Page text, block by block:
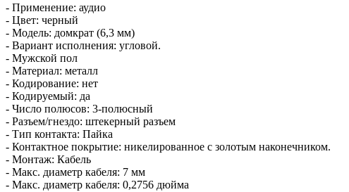
- Применение: аудио
- Цвет: черный
- Модель: домкрат (6,3 мм)
- Вариант исполнения: угловой.
- Мужской пол
- Материал: металл
- Кодирование: нет
- Кодируемый: да
- Число полюсов: 3-полюсный
- Разъем/гнездо: штекерный разъем
- Тип контакта: Пайка
- Контактное покрытие: никелированное с золотым наконечником.
- Монтаж: Кабель
- Макс. диаметр кабеля: 7 мм
- Макс. диаметр кабеля: 0,2756 дюйма